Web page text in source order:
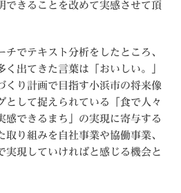
できることを改めて実感させて頂
でテキスト分析をしたところ、
出てきた言葉は「おいしい。」
くり計画で目指す小浜市の将来像
として捉えられている「食で人々
感できるまち」の実現に寄与する
り組みを自社事業や協働事業、
実現していければと感じる機会と